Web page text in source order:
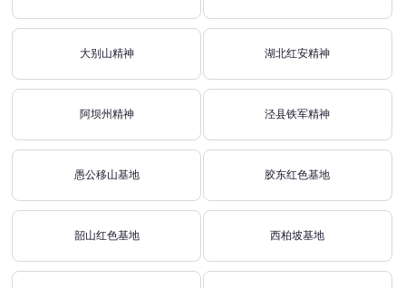
大别山精神 湖北红安精神
阿坝州精神 泾县铁军精神
愚公移山基地 胶东红色基地
韶山红色基地 西柏坡基地